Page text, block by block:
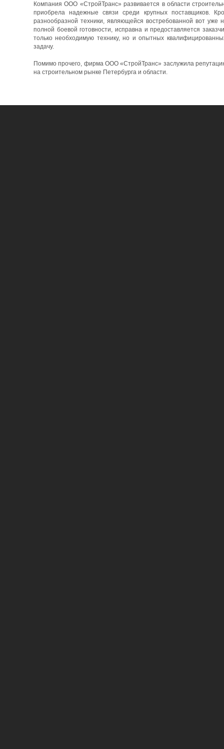
Компания ООО «СтройТранс» развивается в области
приобрела надежные связи среди крупных поставщиков.
разнообразной техники, являющейся востребованной вот уже
полной боевой готовности, исправна и предоставляется
только необходимую технику, но и опытных
задачу.
Помимо прочего, фирма ООО «СтройТранс» заслужила
на строительном рынке Петербурга и области.